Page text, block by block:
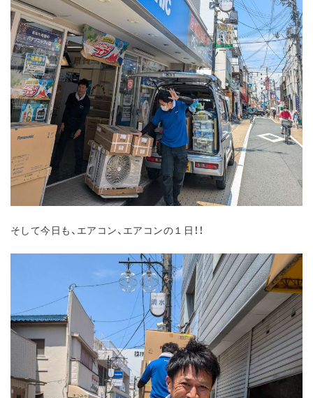
そして今日も、エアコン、エアコンの１日！！